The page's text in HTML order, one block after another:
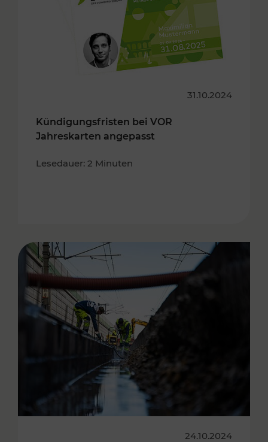
31.10.2024
Kündigungsfristen bei VOR
Jahreskarten angepasst
Lesedauer: 2 Minuten
24.10.2024